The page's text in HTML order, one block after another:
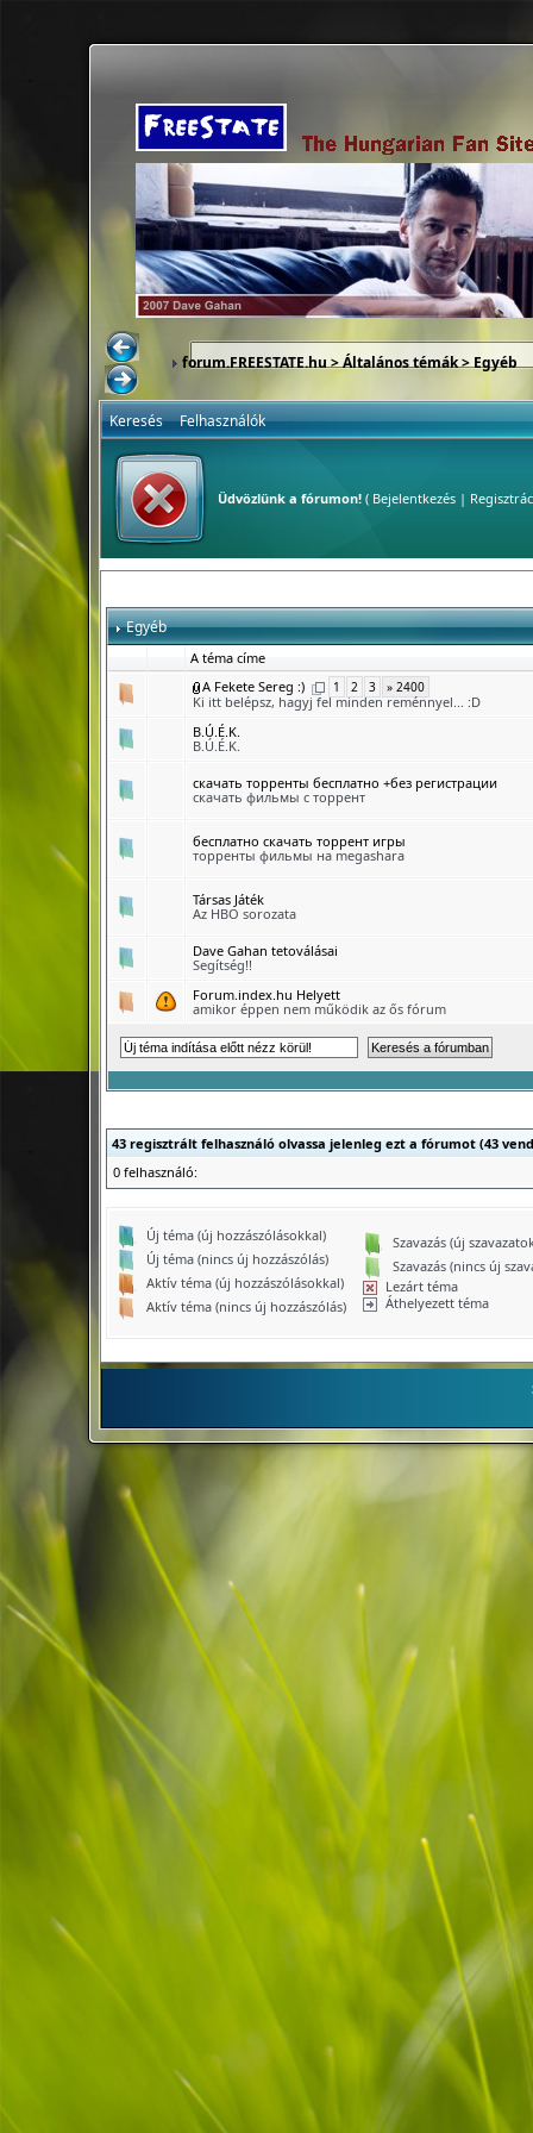
forum.FREESTATE.hu>Általános témák>Egyéb
Keresés Felhasználók
Üdvözlünk a fórumon!( Bejelentkezés|
Egyéb
A téma címe
A Fekete Sereg :)
1 2 3 » 2400
Ki itt belépsz, hagyj fel minden reménnyel... :D
B.Ú.É.K.
B.Ú.É.K.
скачать торренты бесплатно +без регистрации
скачать фильмы с торрент
бесплатно скачать торрент игры
торренты фильмы на megashara
Társas Játék
Az HBO sorozata
Dave Gahan tetoválásai
Segítség!!
Forum.index.hu Helyett
amikor éppen nem működik az ős fórum
43 regisztrált felhasználó olvassa jelenleg ezt a fórumot (43
0 felhasználó:
Új téma (új hozzászólásokkal)
Új téma (nincs új hozzászólás)
Aktív téma (új hozzászólásokkal)
Aktív téma (nincs új hozzászólás)
Szavazás (új
Szavazás (nincs új
Lezárt téma
Áthelyezett téma